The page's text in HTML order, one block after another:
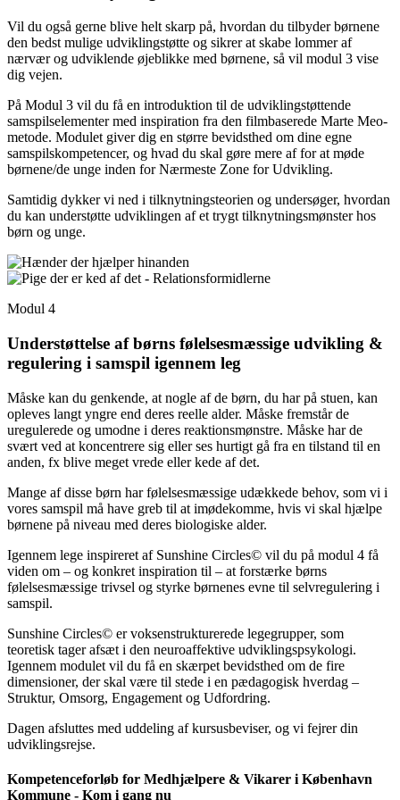
Vil du også gerne blive helt skarp på, hvordan du tilbyder børnene
den bedst mulige udviklingstøtte og sikrer at skabe lommer af
nærvær og udviklende øjeblikke med børnene, så vil modul 3 vise
dig vejen.
På Modul 3 vil du få en introduktion til de udviklingstøttende
samspilselementer med inspiration fra den filmbaserede Marte Meo-
metode. Modulet giver dig en større bevidsthed om dine egne
samspilskompetencer, og hvad du skal gøre mere af for at møde
børnene/de unge inden for Nærmeste Zone for Udvikling.
Samtidig dykker vi ned i tilknytningsteorien og undersøger, hvordan
du kan understøtte udviklingen af et trygt tilknytningsmønster hos
børn og unge.
Modul 4
Understøttelse af børns følelsesmæssige udvikling &
regulering i samspil igennem leg
Måske kan du genkende, at nogle af de børn, du har på stuen, kan
opleves langt yngre end deres reelle alder. Måske fremstår de
uregulerede og umodne i deres reaktionsmønstre. Måske har de
svært ved at koncentrere sig eller ses hurtigt gå fra en tilstand til en
anden, fx blive meget vrede eller kede af det.
Mange af disse børn har følelsesmæssige udækkede behov, som vi i
vores samspil må have greb til at imødekomme, hvis vi skal hjælpe
børnene på niveau med deres biologiske alder.
Igennem lege inspireret af Sunshine Circles© vil du på modul 4 få
viden om – og konkret inspiration til – at forstærke børns
følelsesmæssige trivsel og styrke børnenes evne til selvregulering i
samspil.
Sunshine Circles© er voksenstrukturerede legegrupper, som
teoretisk tager afsæt i den neuroaffektive udviklingspsykologi.
Igennem modulet vil du få en skærpet bevidsthed om de fire
dimensioner, der skal være til stede i en pædagogisk hverdag –
Struktur, Omsorg, Engagement og Udfordring.
Dagen afsluttes med uddeling af kursusbeviser, og vi fejrer din
udviklingsrejse.
Kompetenceforløb for Medhjælpere & Vikarer i København
Kommune - Kom i gang nu